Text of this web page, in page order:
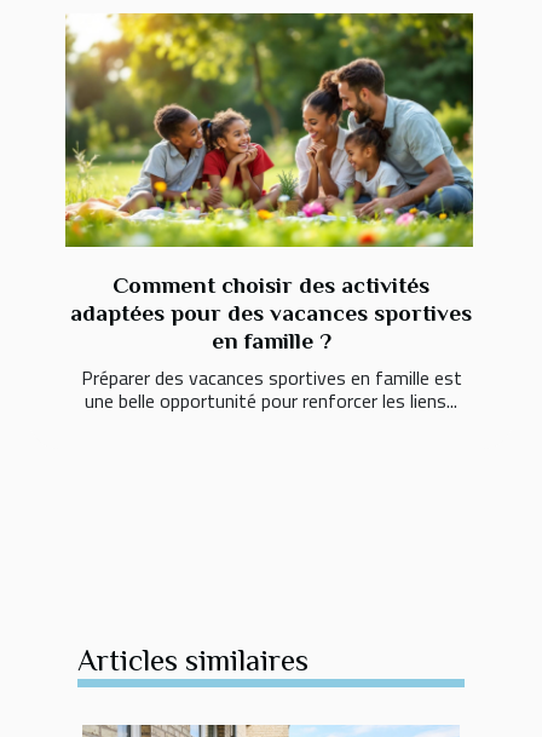
Comment choisir des activités
adaptées pour des vacances sportives
en famille ?
Préparer des vacances sportives en famille est
une belle opportunité pour renforcer les liens...
Articles similaires